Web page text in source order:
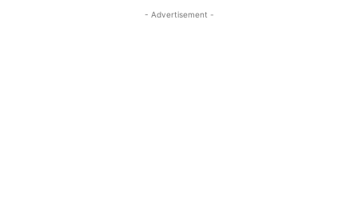
- Advertisement -